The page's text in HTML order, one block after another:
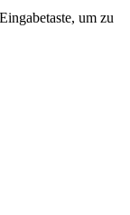
um zu